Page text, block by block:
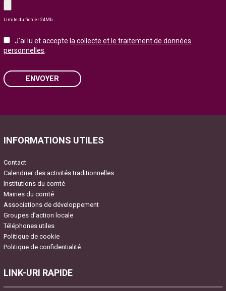
Limite du fichier 24Mb
J'ai lu et accepte la collecte et le traitement de données
personnelles.
ENVOYER
INFORMATIONS UTILES
Contact
Calendrier des activités traditionnelles
Institutions du comté
Mairies du comté
Associations de développement
Groupes d’action locale
Téléphones utiles
Politique de cookie
Politique de confidentialité
LINK-URI RAPIDE